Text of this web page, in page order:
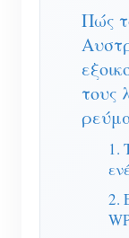
Πόροι
Πώς
τους
1.
2.